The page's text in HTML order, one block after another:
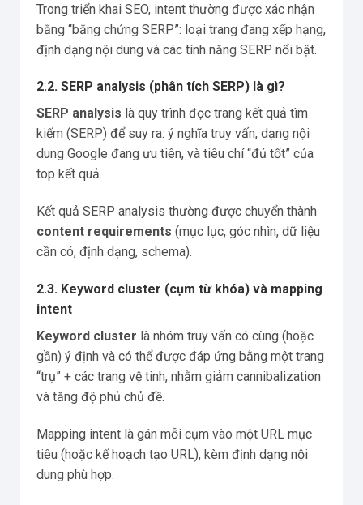
Trong triển khai SEO, intent thường được xác nhận
bằng “bằng chứng SERP”: loại trang đang xếp hạng,
định dạng nội dung và các tính năng SERP nổi bật.
2.2. SERP analysis (phân tích SERP) là gì?
SERP analysis là quy trình đọc trang kết quả tìm
kiếm (SERP) để suy ra: ý nghĩa truy vấn, dạng nội
dung Google đang ưu tiên, và tiêu chí “đủ tốt” của
top kết quả.
Kết quả SERP analysis thường được chuyển thành
content requirements (mục lục, góc nhìn, dữ liệu
cần có, định dạng, schema).
2.3. Keyword cluster (cụm từ khóa) và mapping
intent
Keyword cluster là nhóm truy vấn có cùng (hoặc
gần) ý định và có thể được đáp ứng bằng một trang
“trụ” + các trang vệ tinh, nhằm giảm cannibalization
và tăng độ phủ chủ đề.
Mapping intent là gán mỗi cụm vào một URL mục
tiêu (hoặc kế hoạch tạo URL), kèm định dạng nội
dung phù hợp.